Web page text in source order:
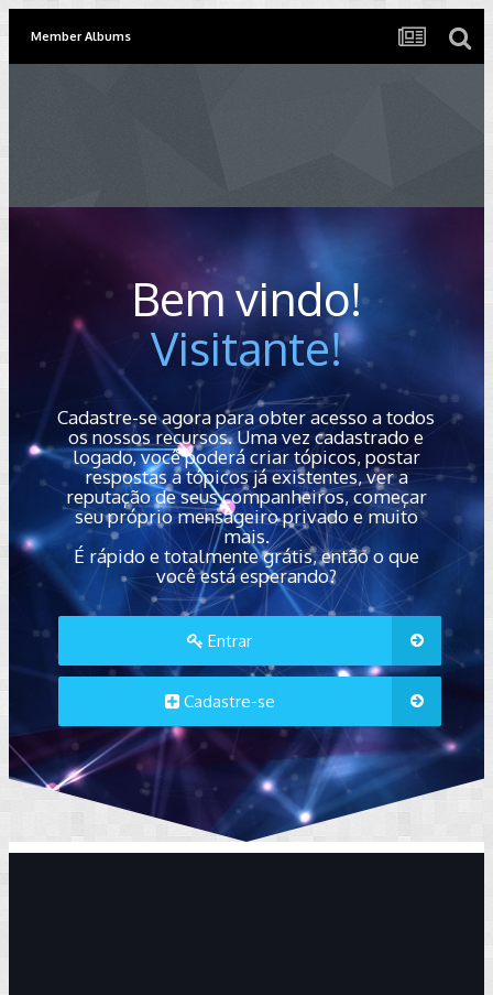
Member Albums
Bem vindo!
Visitante!
Cadastre-se agora para obter acesso a todos
os nossos recursos. Uma vez cadastrado e
logado, você poderá criar tópicos, postar
respostas a tópicos já existentes, ver a
reputação de seus companheiros, começar
seu próprio mensageiro privado e muito
mais.
É rápido e totalmente grátis, então o que
você está esperando?
Entrar
Cadastre-se